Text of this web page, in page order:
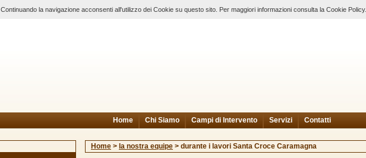
Home Chi Siamo Campi di Intervento Servizi Contatti
Home > la nostra equipe > durante i lavori Santa Croce Caramagna
Continuando la navigazione acconsenti all'utilizzo dei Cookie su questo sito. Per maggiori informazioni consulta la Cookie Policy.